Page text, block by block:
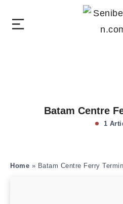
Batam Centre
1
Home » Batam Centre Ferry